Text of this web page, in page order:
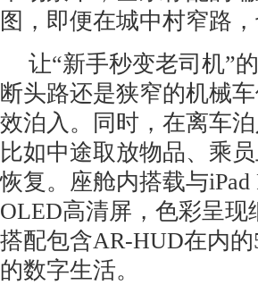
图，即便在城中村窄路
让“新手秒变老司机”
断头路还是狭窄的机械
效泊入。同时，在离车
比如中途取放物品、乘
恢复。座舱内搭载与
OLED高清屏，色彩呈
搭配包含AR-HUD在内
的数字生活。